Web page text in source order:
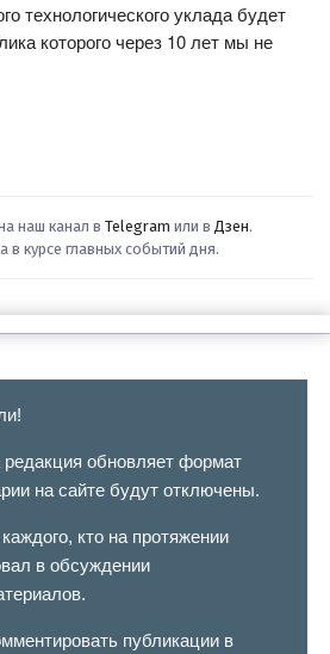
технологического уклада будет
которого через 10 лет мы не
наш канал в Telegram или в Дзен.
в курсе главных событий дня.
обновляет формат
на сайте будут отключены.
кто на протяжении
в обсуждении
публикации в